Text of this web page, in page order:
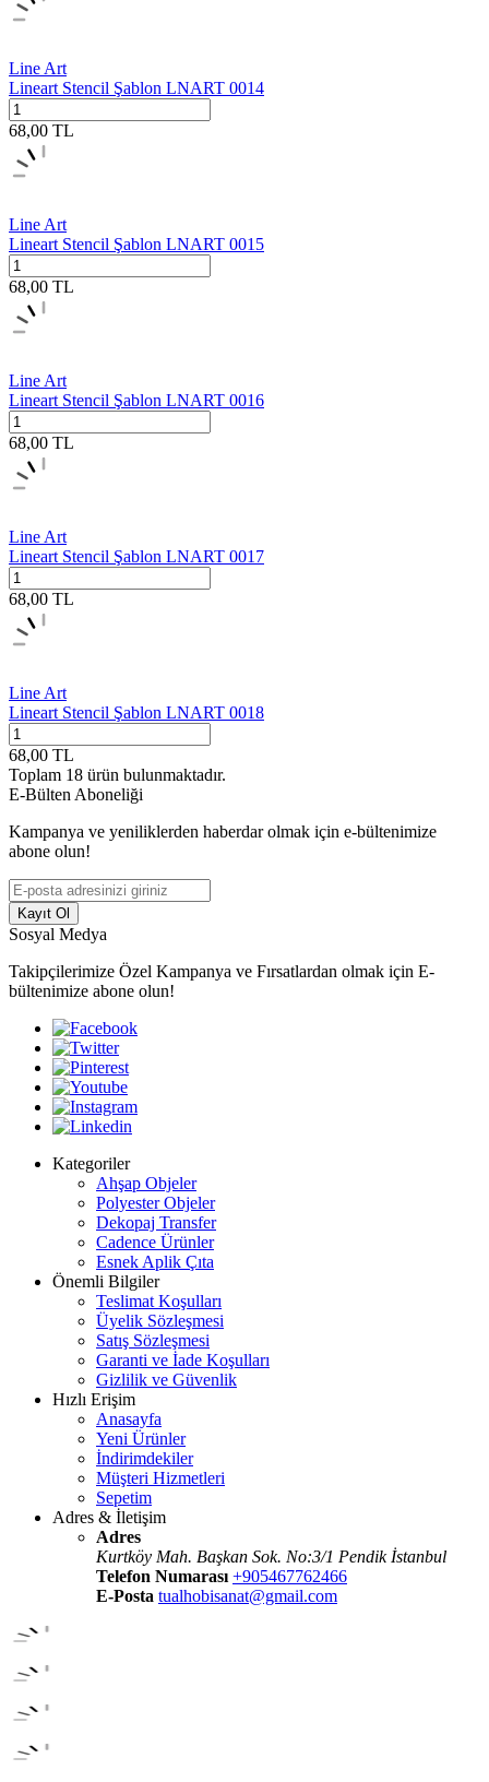
Line Art
Lineart Stencil Şablon LNART 0014
68,00 TL
Line Art
Lineart Stencil Şablon LNART 0015
68,00 TL
Line Art
Lineart Stencil Şablon LNART 0016
68,00 TL
Line Art
Lineart Stencil Şablon LNART 0017
68,00 TL
Line Art
Lineart Stencil Şablon LNART 0018
68,00 TL
Toplam 18 ürün bulunmaktadır.
E-Bülten Aboneliği
Kampanya ve yeniliklerden haberdar olmak için e-bültenimize
abone olun!
Kayıt Ol
Sosyal Medya
Takipçilerimize Özel Kampanya ve Fırsatlardan olmak için E-
bültenimize abone olun!
Kategoriler
Ahşap Objeler
Polyester Objeler
Dekopaj Transfer
Cadence Ürünler
Esnek Aplik Çıta
Önemli Bilgiler
Teslimat Koşulları
Üyelik Sözleşmesi
Satış Sözleşmesi
Garanti ve İade Koşulları
Gizlilik ve Güvenlik
Hızlı Erişim
Anasayfa
Yeni Ürünler
İndirimdekiler
Müşteri Hizmetleri
Sepetim
Adres & İletişim
Adres
Kurtköy Mah. Başkan Sok. No:3/1 Pendik İstanbul
Telefon Numarası +905467762466
E-Posta tualhobisanat@gmail.com